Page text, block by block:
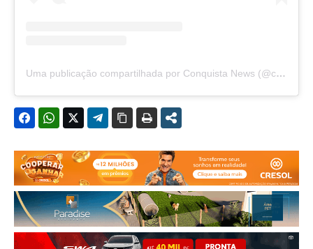
Uma publicação compartilhada por Conquista News (@conquista.news)